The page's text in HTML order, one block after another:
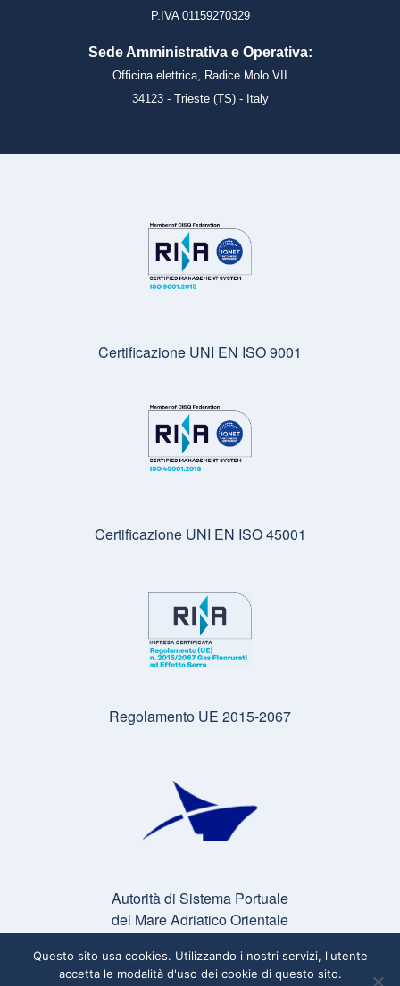
P.IVA 01159270329
Sede Amministrativa e Operativa:
Officina elettrica, Radice Molo VII
34123 - Trieste (TS) - Italy
Certificazione UNI EN ISO 9001
Certificazione UNI EN ISO 45001
Regolamento UE 2015-2067
Autorità di Sistema Portuale
del Mare Adriatico Orientale
Questo sito usa cookies. Utilizzando i nostri servizi, l'utente
accetta le modalità d'uso dei cookie di questo sito.